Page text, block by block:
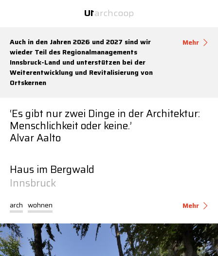
U1archcoop
U 1
Über
Services
News
Kontakt
News
Kontakt
Services
News
Kontakt
Auch in den Jahren 2026 und 2027 sind wir
wieder Teil des Regionalmanagements
Innsbruck-Land und unterstützen bei der
Weiterentwicklung und Revitalisierung von
Ortskernen
Mehr
‘Es gibt nur zwei Dinge in der Architektur:
Menschlichkeit oder keine.’
Alvar Aalto
Haus im Bergwald
Innsbruck
arch wohnen Mehr